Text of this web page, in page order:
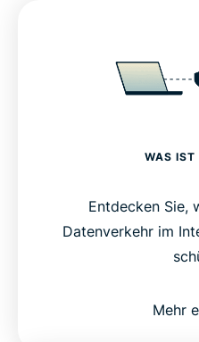
WAS IST
Entdecken Sie,
Datenverkehr im
Mehr